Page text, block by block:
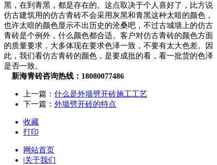
黑，在到青黑，都是存在的。这点取决于个人喜好了，比方说
仿古建筑用的仿古青砖不会采用灰黑和青黑这种太暗的颜色，
也许太暗的颜色显示不出历史的沧桑吧，不过古城墙上的仿古
青砖是个例外，什么颜色都合适。客户对仿古青砖的颜色方面
的质量要求，大多体现在要求色泽一致，不要有太大色差。因
此，我们看仿古青砖的颜色，是要成批的看，看一批货的色泽
是否一致。
新海青砖咨询热线：18080077486
上一篇： 什么是外墙劈开砖施工工艺
下一篇： 外墙劈开砖的特点
收藏
打印
网站首页
|关于我们